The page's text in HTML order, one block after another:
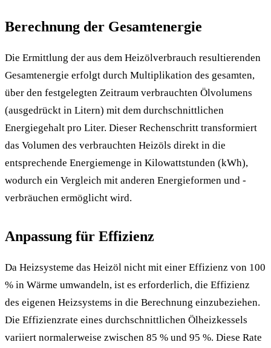
Berechnung der Gesamtenergie
Die Ermittlung der aus dem Heizölverbrauch resultierenden
Gesamtenergie erfolgt durch Multiplikation des gesamten,
über den festgelegten Zeitraum verbrauchten Ölvolumens
(ausgedrückt in Litern) mit dem durchschnittlichen
Energiegehalt pro Liter. Dieser Rechenschritt transformiert
das Volumen des verbrauchten Heizöls direkt in die
entsprechende Energiemenge in Kilowattstunden (kWh),
wodurch ein Vergleich mit anderen Energieformen und -
verbräuchen ermöglicht wird.
Anpassung für Effizienz
Da Heizsysteme das Heizöl nicht mit einer Effizienz von 100
% in Wärme umwandeln, ist es erforderlich, die Effizienz
des eigenen Heizsystems in die Berechnung einzubeziehen.
Die Effizienzrate eines durchschnittlichen Ölheizkessels
variiert normalerweise zwischen 85 % und 95 %. Diese Rate